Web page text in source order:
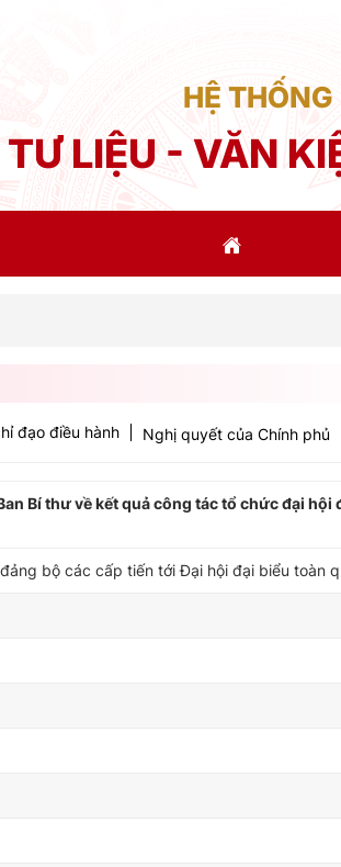
HỆ THỐNG
TƯ LIỆU - VĂN
Phát
đạo điều hành Nghị quyết của Chính phủ
Bí thư về kết quả công tác tổ chức đại hội
bộ các cấp tiến tới Đại hội đại biểu toàn